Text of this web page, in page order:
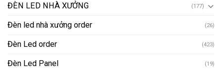
ĐÈN LED NHÀ XƯỞNG (177)
Đèn led nhà xưởng order (26)
Đèn Led order (423)
Đèn Led Panel (19)